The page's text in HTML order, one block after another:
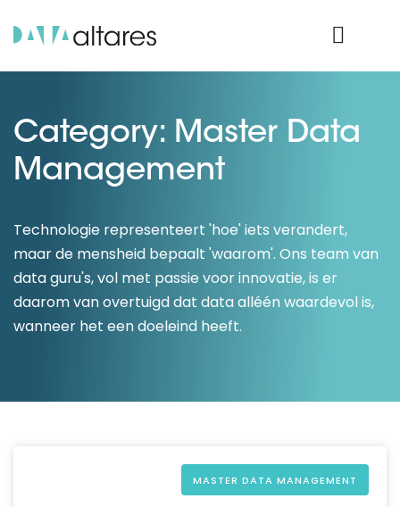
Category: Master Data
Management
Technologie representeert 'hoe' iets verandert,
maar de mensheid bepaalt 'waarom'. Ons team van
data guru's, vol met passie voor innovatie, is er
daarom van overtuigd dat data alléén waardevol is,
wanneer het een doeleind heeft.
MASTER DATA MANAGEMENT